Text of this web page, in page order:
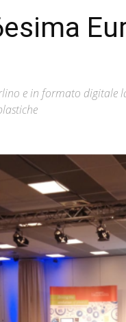
e in formato digitale